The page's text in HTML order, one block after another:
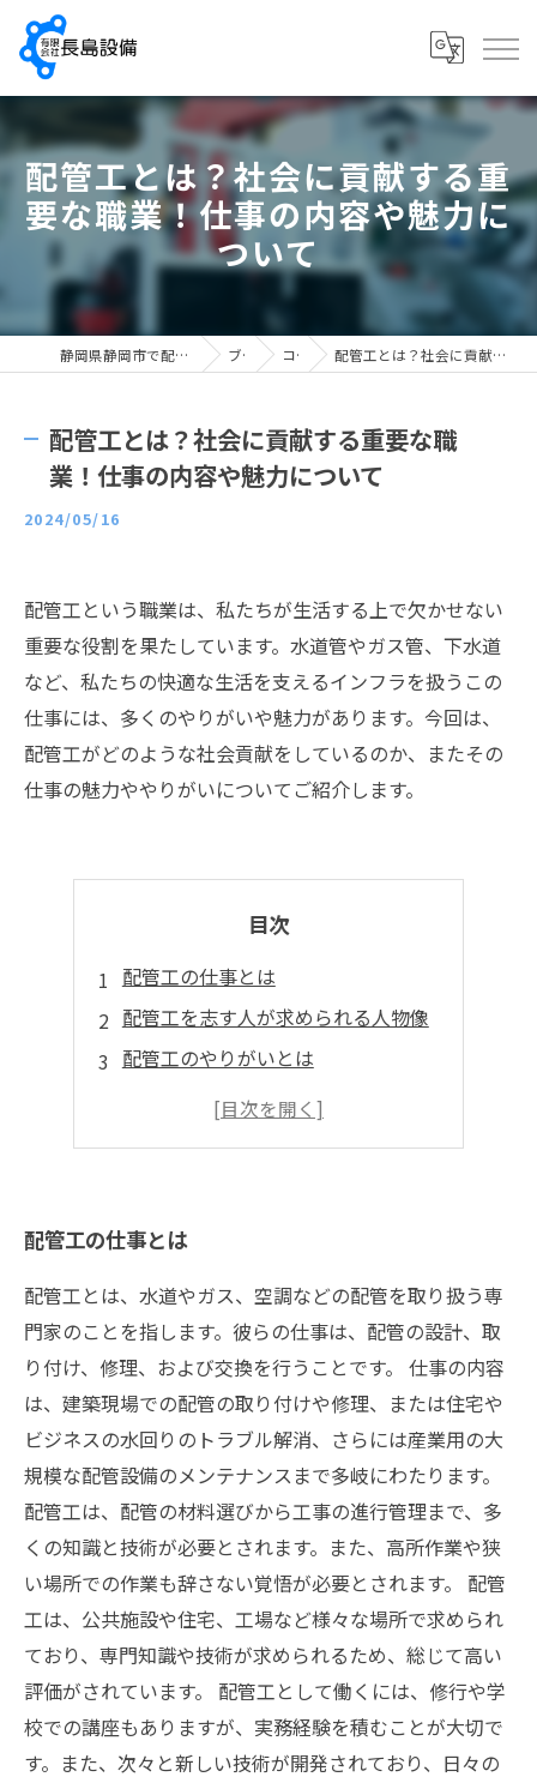
配管工とは？社会に貢献する重
要な職業！仕事の内容や魅力に
ついて
静岡県静岡市で配管工の求人なら有限会社長島設備 ブログ コラム 配管工とは？社会に貢献する重要な職業！仕事の内容や魅力について
配管工とは？社会に貢献する重要な職
業！仕事の内容や魅力について
2024/05/16
配管工という職業は、私たちが生活する上で欠かせない
重要な役割を果たしています。水道管やガス管、下水道
など、私たちの快適な生活を支えるインフラを扱うこの
仕事には、多くのやりがいや魅力があります。今回は、
配管工がどのような社会貢献をしているのか、またその
仕事の魅力ややりがいについてご紹介します。
目次
配管工の仕事とは
配管工を志す人が求められる人物像
配管工のやりがいとは
配管工としてのスキルアップの方法
配管工の仕事とは
配管工とは、水道やガス、空調などの配管を取り扱う専
門家のことを指します。彼らの仕事は、配管の設計、取
り付け、修理、および交換を行うことです。 仕事の内容
は、建築現場での配管の取り付けや修理、または住宅や
ビジネスの水回りのトラブル解消、さらには産業用の大
規模な配管設備のメンテナンスまで多岐にわたります。
配管工は、配管の材料選びから工事の進行管理まで、多
くの知識と技術が必要とされます。また、高所作業や狭
い場所での作業も辞さない覚悟が必要とされます。 配管
工は、公共施設や住宅、工場など様々な場所で求められ
ており、専門知識や技術が求められるため、総じて高い
評価がされています。 配管工として働くには、修行や学
校での講座もありますが、実務経験を積むことが大切で
す。また、次々と新しい技術が開発されており、日々の